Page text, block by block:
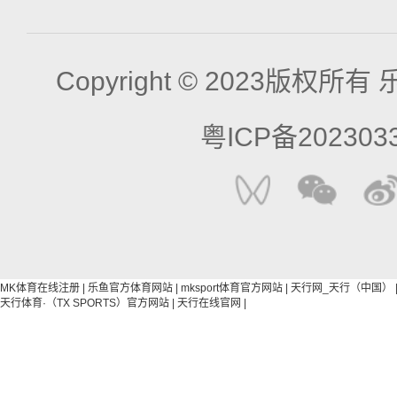
Copyright © 2023版权所有
粤ICP备
MK体育在线注册 乐鱼官方体育网站 mksport体育官方网站 天行网_天行（中国）
天行体育·（TX SPORTS）官方网站
天行在线官网